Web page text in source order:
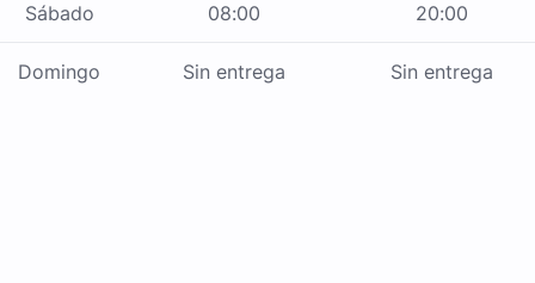
Sábado 08:00 20:00
Domingo Sin entrega Sin entrega